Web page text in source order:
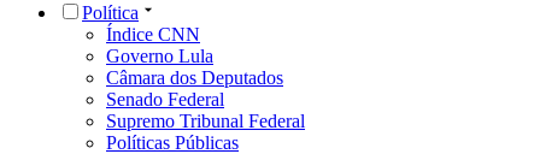
Política
Índice CNN
Governo Lula
Câmara dos Deputados
Senado Federal
Supremo Tribunal Federal
Políticas Públicas